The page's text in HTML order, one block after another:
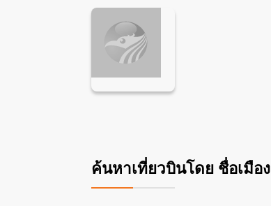
ค้นหาเที่ยวบินโดย ชื่อเมือง